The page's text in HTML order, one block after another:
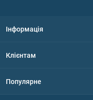
Інформація
Політика конфіденційності
Клієнтам
Популярне